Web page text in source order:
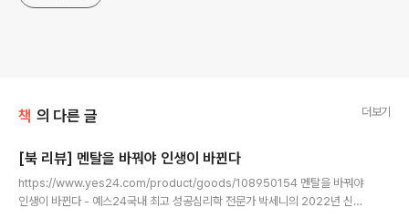
책 의 다른 글 더보기
[북 리뷰] 멘탈을 바꿔야 인생이 바뀐다
https://www.yes24.com/product/goods/108950154 멘탈을 바꿔야
인생이 바뀐다 - 예스24국내 최고 성공심리학 전문가 박세니의 2022년 신간